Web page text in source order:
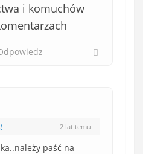
i komuchów
2 lat temu
paść na